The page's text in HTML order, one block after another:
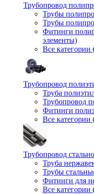
Трубопровод
Трубы
Трубы
Фитинги
элементы)
Все категории
Трубопровод
Труба
Трубопровод
Фитинги
Все категории
Трубопровод
Труба
Трубы
Фитинги для
Все категории